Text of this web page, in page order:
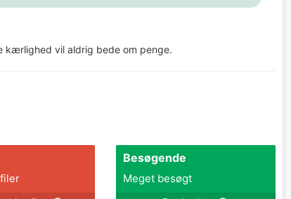
kærlighed vil aldrig bede om penge.
Besøgende
Meget besøgt